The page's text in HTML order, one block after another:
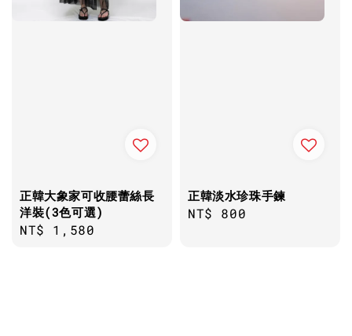
正韓大象家可收腰蕾絲長
洋裝(3色可選)
Regular
NT$ 1,580
正韓淡水珍珠手鍊
Regular
NT$ 800